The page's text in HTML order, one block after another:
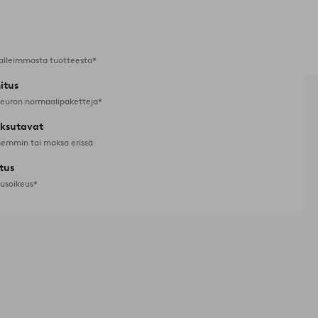
tuotteesta*
normaalipaketteja*
tai maksa erissä